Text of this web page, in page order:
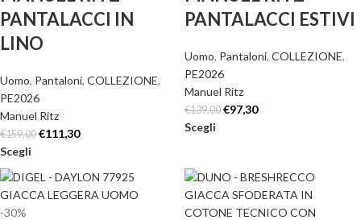
PANTALACCI IN
LINO
Uomo, Pantaloni, COLLEZIONE,
PE2026
Manuel Ritz
€159,00 €111,30
Scegli
PANTALACCI ESTIVI
Uomo, Pantaloni, COLLEZIONE,
PE2026
Manuel Ritz
€139,00 €97,30
Scegli
-30%